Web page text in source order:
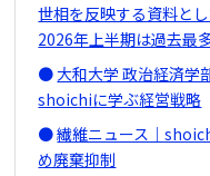
世相を反映する資料と
2026年上半期は過去最
大和大学 政治経済学
shoichiに学ぶ経営戦略
繊維ニュース｜
め廃棄抑制